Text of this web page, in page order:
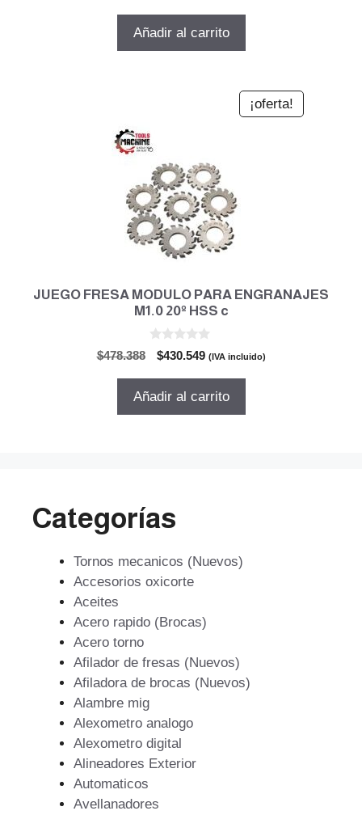
original
actual
Añadir al carrito
¡oferta!
JUEGO FRESA MODULO PARA ENGRANAJES
M1.0 20º HSS c
$478.388
El
original
$430.549El
actual
(IVA incluido)
Añadir al carrito
Categorías
Tornos mecanicos (Nuevos)
Accesorios oxicorte
Aceites
Acero rapido (Brocas)
Acero torno
Afilador de fresas (Nuevos)
Afiladora de brocas (Nuevos)
Alambre mig
Alexometro analogo
Alexometro digital
Alineadores Exterior
Automaticos
Avellanadores